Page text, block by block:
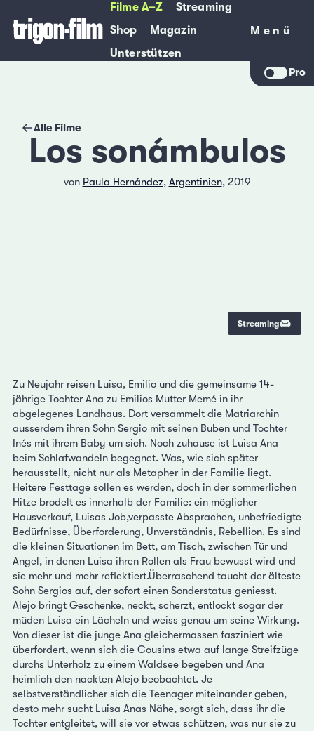
Filme A–Z
Streaming
Shop
Magazin
Unterstützen
Menü
Menü
Pro
Alle Filme
Los sonámbulos
von Paula Hernández, Argentinien, 2019
Streaming
Zu Neujahr reisen Luisa, Emilio und die gemeinsame 14-
jährige Tochter Ana zu Emilios Mutter Memé in ihr
abgelegenes Landhaus. Dort versammelt die Matriarchin
ausserdem ihren Sohn Sergio mit seinen Buben und Tochter
Inés mit ihrem Baby um sich. Noch zuhause ist Luisa Ana
beim Schlafwandeln begegnet. Was, wie sich später
herausstellt, nicht nur als Metapher in der Familie liegt.
Heitere Festtage sollen es werden, doch in der sommerlichen
Hitze brodelt es innerhalb der Familie: ein möglicher
Hausverkauf, Luisas Job,verpasste Absprachen, unbefriedigte
Bedürfnisse, Überforderung, Unverständnis, Rebellion. Es sind
die kleinen Situationen im Bett, am Tisch, zwischen Tür und
Angel, in denen Luisa ihren Rollen als Frau bewusst wird und
sie mehr und mehr reflektiert.Überraschend taucht der älteste
Sohn Sergios auf, der sofort einen Sonderstatus geniesst.
Alejo bringt Geschenke, neckt, scherzt, entlockt sogar der
müden Luisa ein Lächeln und weiss genau um seine Wirkung.
Von dieser ist die junge Ana gleichermassen fasziniert wie
überfordert, wenn sich die Cousins etwa auf lange Streifzüge
durchs Unterholz zu einem Waldsee begeben und Ana
heimlich den nackten Alejo beobachtet. Je
selbstverständlicher sich die Teenager miteinander geben,
desto mehr sucht Luisa Anas Nähe, sorgt sich, dass ihr die
Tochter entgleitet, will sie vor etwas schützen, was nur sie zu